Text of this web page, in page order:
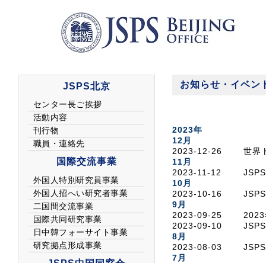
お知らせ・イベン
2023年
12月
2023-12-26
世界
11月
2023-11-12
10月
2023-10-16
9月
2023-09-25
2023
2023-09-10
8月
2023-08-03
7月